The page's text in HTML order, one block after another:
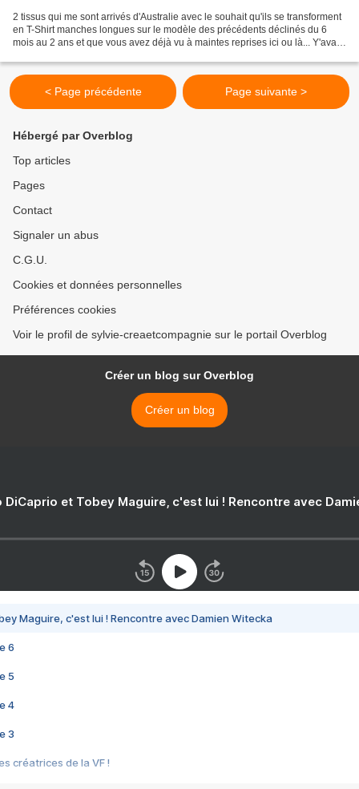
2 tissus qui me sont arrivés d'Australie avec le souhait qu'ils se transforment
en T-Shirt manches longues sur le modèle des précédents déclinés du 6
mois au 2 ans et que vous avez déjà vu à maintes reprises ici ou là... Y'avait
< Page précédente Page suivante >
Hébergé par Overblog
Top articles
Pages
Contact
Signaler un abus
C.G.U.
Cookies et données personnelles
Préférences cookies
Voir le profil de sylvie-creaetcompagnie sur le portail Overblog
Créer un blog sur Overblog
Créer un blog
DiCaprio et Tobey Maguire, c'est lui ! Rencontre avec
Maguire, c'est lui ! Rencontre avec Damien Witecka
6
5
4
3
créatrices de la VF !